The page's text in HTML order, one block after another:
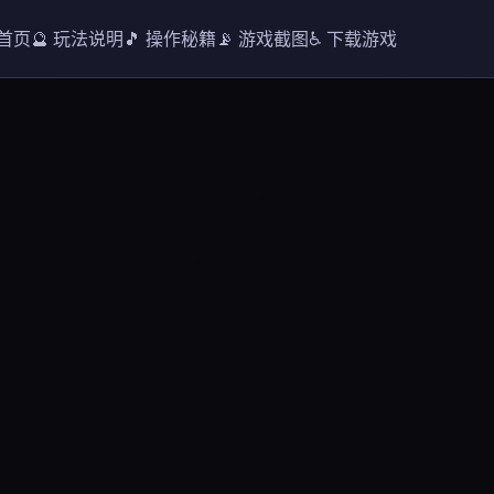
页🔮 玩法说明🎵 操作秘籍📡 游戏截图♿ 下载游戏